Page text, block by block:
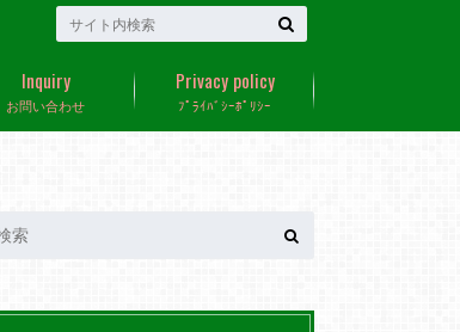
お問い合わせ
Inquiry
ﾌﾟﾗｲﾊﾞｼｰﾎﾟﾘｼｰ
Privacy policy